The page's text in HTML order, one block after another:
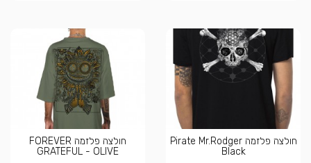
חולצה פלזמה Pirate Mr.Rodger
Black
חולצה פלזמה FOREVER
GRATEFUL - OLIVE